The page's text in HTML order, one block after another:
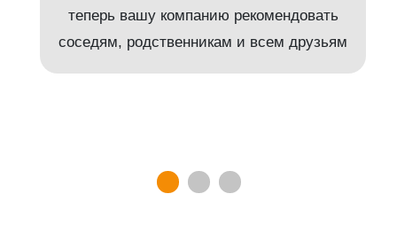
теперь вашу компанию рекомендовать
соседям, родственникам и всем друзьям